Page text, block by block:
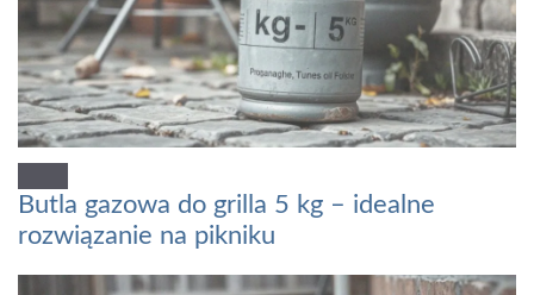
Butla gazowa do grilla 5 kg – idealne
rozwiązanie na pikniku